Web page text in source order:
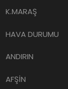
K.MARAŞ
HAVA DURUMU
ANDIRIN
AFŞİN